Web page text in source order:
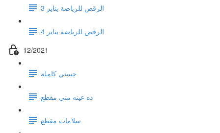
الرقص للرياضة يناير 3
الرقص للرياضة يناير 4
12/2021
حبيبتي كاملة
ده عينه مني مقطع
سلامات مقطع